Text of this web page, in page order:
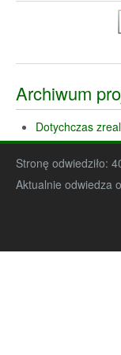
Archiwum
Dotychczas
Stronę odwiedziło:
Aktualnie odwiedza